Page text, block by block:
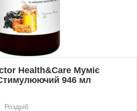
Health&Care Муміє
946 мл
Роздріб